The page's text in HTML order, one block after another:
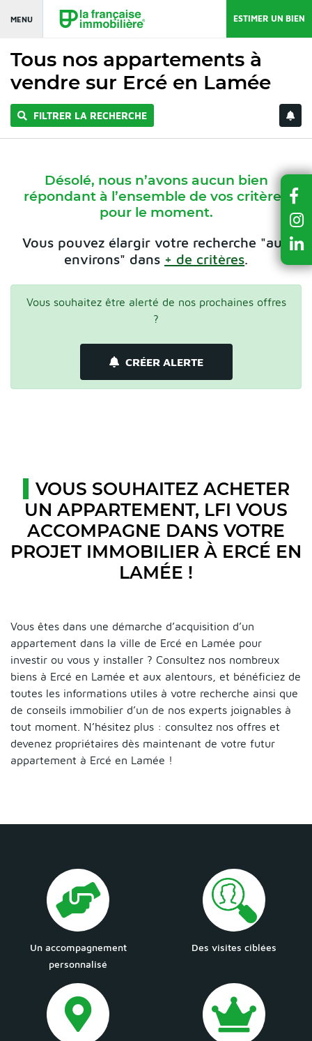
MENU ESTIMER UN BIEN
Tous nos appartements à
vendre sur Ercé en Lamée
FILTRER LA RECHERCHE
Désolé, nous n’avons aucun bien
répondant à l’ensemble de vos critères
pour le moment.
Vous pouvez élargir votre recherche "aux
environs" dans + de critères.
Vous souhaitez être alerté de nos prochaines offres
?
CRÉER ALERTE
VOUS SOUHAITEZ ACHETER
UN APPARTEMENT, LFI VOUS
ACCOMPAGNE DANS VOTRE
PROJET IMMOBILIER À ERCÉ EN
LAMÉE !
Vous êtes dans une démarche d’acquisition d’un
appartement dans la ville de Ercé en Lamée pour
investir ou vous y installer ? Consultez nos nombreux
biens à Ercé en Lamée et aux alentours, et bénéficiez de
toutes les informations utiles à votre recherche ainsi que
de conseils immobilier d’un de nos experts joignables à
tout moment. N’hésitez plus : consultez nos offres et
devenez propriétaires dès maintenant de votre futur
appartement à Ercé en Lamée !
Un accompagnement
personnalisé
Des visites ciblées